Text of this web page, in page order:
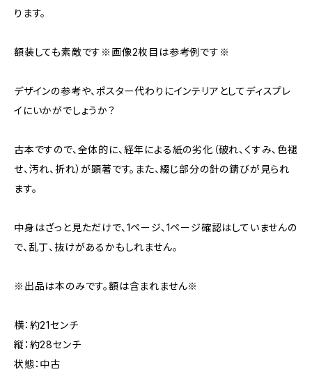
ります。
額装しても素敵です※画像2枚目は参考例です※
デザインの参考や、ポスター代わりにインテリアとしてディスプレ
イにいかがでしょうか？
古本ですので、全体的に、経年による紙の劣化（破れ、くすみ、色褪
せ、汚れ、折れ）が顕著です。また、綴じ部分の針の錆びが見られ
ます。
中身はざっと見ただけで、1ページ、1ページ確認はしていませんの
で、乱丁、抜けがあるかもしれません。
※出品は本のみです。額は含まれません※
横：約21センチ
縦：約28センチ
状態：中古